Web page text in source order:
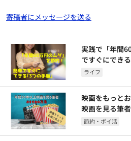
寄稿者にメッセージを送る
ライフ
実践で「年間
ですぐにでき
節約・ポイ活
映画をもっと
映画を見る筆